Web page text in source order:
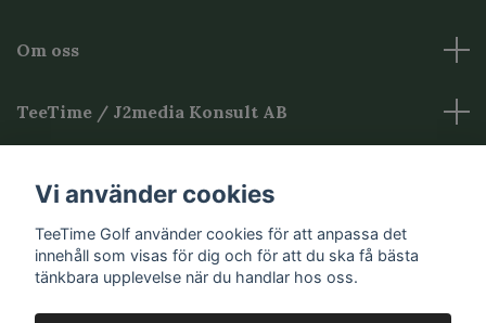
Om oss
TeeTime / J2media Konsult AB
Sociala medier
Vi använder cookies
TeeTime Golf använder cookies för att anpassa det
innehåll som visas för dig och för att du ska få bästa
tänkbara upplevelse när du handlar hos oss.